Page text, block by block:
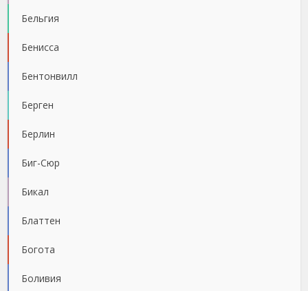
Бельгия
Бенисса
Бентонвилл
Берген
Берлин
Биг-Сюр
Бикал
Блаттен
Богота
Боливия